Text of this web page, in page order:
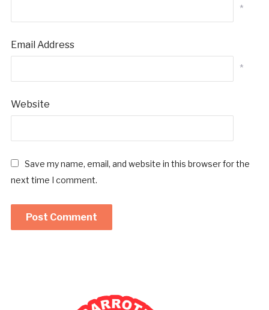
*
Email Address
*
Website
Save my name, email, and website in this browser for the
next time I comment.